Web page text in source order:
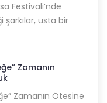
Festivali’nde
şarkılar, usta bir
Zamanın
Zamanın Ötesine